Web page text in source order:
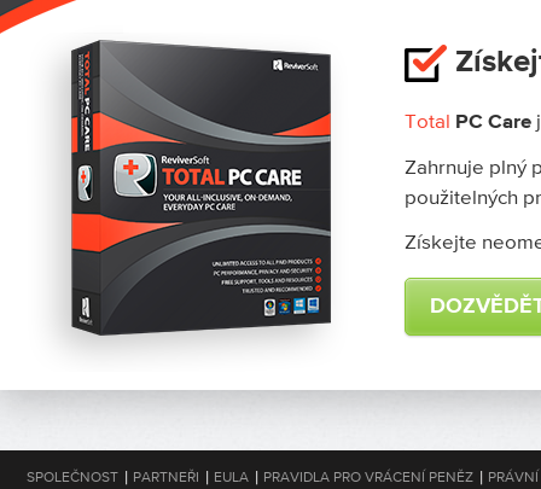
Total PC Care
Zahrnuje plný
použitelných
Získejte
SPOLEČNOST | PARTNEŘI | EULA | PRAVIDLA PRO VRÁCENÍ PENĚZ |